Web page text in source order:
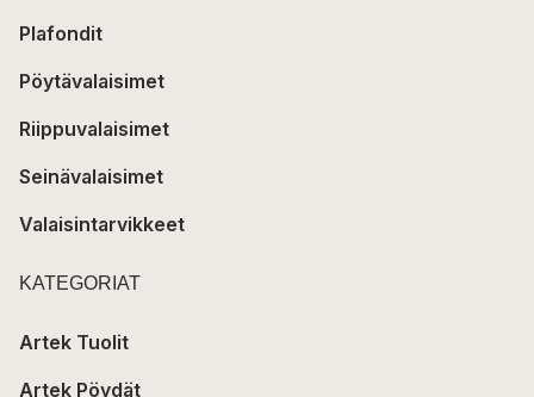
Plafondit
Pöytävalaisimet
Riippuvalaisimet
Seinävalaisimet
Valaisintarvikkeet
KATEGORIAT
Artek Tuolit
Artek Pöydät